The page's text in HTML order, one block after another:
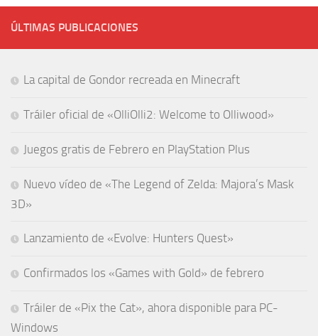
ÚLTIMAS PUBLICACIONES
La capital de Gondor recreada en Minecraft
Tráiler oficial de «OlliOlli2: Welcome to Olliwood»
Juegos gratis de Febrero en PlayStation Plus
Nuevo vídeo de «The Legend of Zelda: Majora’s Mask
3D»
Lanzamiento de «Evolve: Hunters Quest»
Confirmados los «Games with Gold» de febrero
Tráiler de «Pix the Cat», ahora disponible para PC-
Windows